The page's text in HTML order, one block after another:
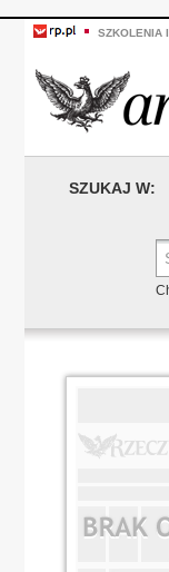
SZKOLENIA
SZUKAJ W: